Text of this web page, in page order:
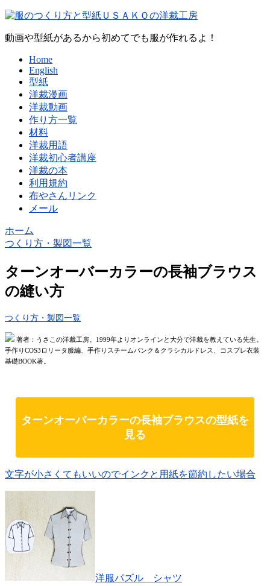
動画や型紙があるから初めてでも服が作れるよ！
Home
English
型紙
洋裁漫画
洋裁動画
作り方一覧
材料
洋裁用語
洋裁初心者講座
洋裁の本
利用規約
布やさんリンク
メール
ホーム
つくり方・製図一覧
ターンオーバーカラーの長袖ブラウス
の縫い方
つくり方・製図一覧
著者：うさこの洋裁工房。1999年よりオンラインと大分で洋裁を教えている先生。
手作りCOS3ロリータ服編、手作りスチームパンク＆クラシカルドレス、コスプレ衣装
基礎BOOK著。
ターンオーバーカラーの長袖ブラウスの型紙を
見る
文字が小さくてもいいのでインクと用紙を節約したい場合
洋服パズル シャツ